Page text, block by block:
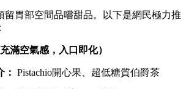
留胃部空間品嚐甜品。以下是網民極力推
滿空氣感，入口即化）
： Pistachio開心果、超低糖質伯爵茶